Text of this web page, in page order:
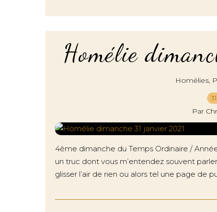
Homélie
Homélies,
Par
4ème dimanche du Temps Ordinaire / Année
un truc dont vous m’entendez souvent
glisser l’air de rien ou alors tel une page de